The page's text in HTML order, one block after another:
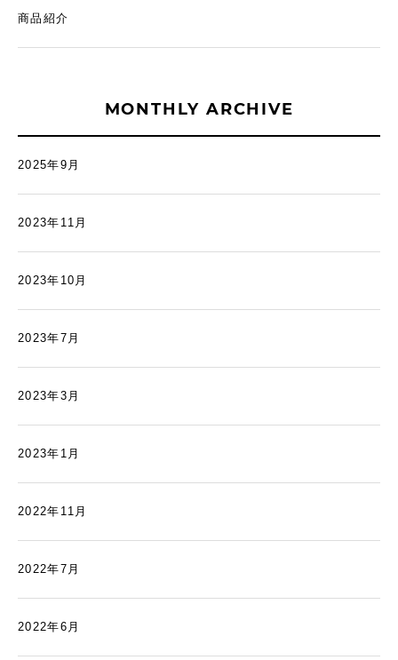
商品紹介
MONTHLY ARCHIVE
2025年9月
2023年11月
2023年10月
2023年7月
2023年3月
2023年1月
2022年11月
2022年7月
2022年6月